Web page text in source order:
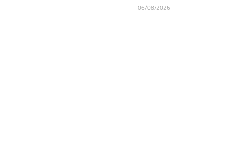
06/08/2026